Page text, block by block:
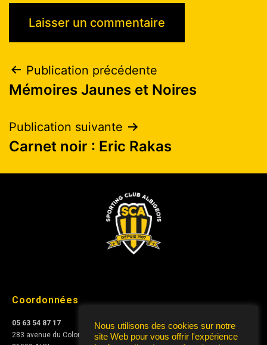
Publication précédente
Mémoires Jaunes et Noires
Publication suivante
Carnet noir : Eric Rakas
Coordonnées
05 63 54 87 17
283 avenue du Colonel Teyssier
Nous utilisons des cookies sur notre
site Web pour vous offrir l'expérience